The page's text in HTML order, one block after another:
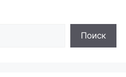
Поиск